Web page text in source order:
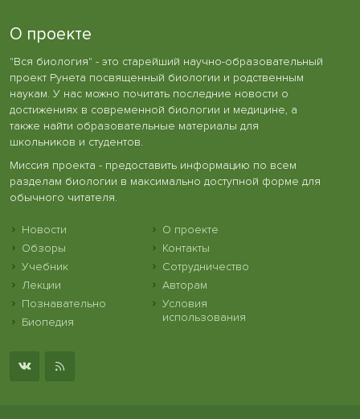
О проекте
"Вся биология" - это старейший научно-образовательный
проект Рунета посвященный биологии и родственным
наукам. У нас можно почитать последние новости о
достижениях в современной биологии и медицине, а
также найти образовательные материалы для
школьников и студентов.
Миссия проекта - предоставить информацию по всем
разделам биологии в максимально доступной форме для
обычного читателя.
Новости
Обзоры
Учебник
Лекции
Познавательно
Биопедия
О проекте
Контакты
Сотрудничество
Авторам
Условия
использования